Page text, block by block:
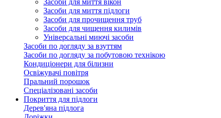
Засоби для миття вікон
Засоби для миття підлоги
Засоби для прочищення труб
Засоби для чищення килимів
Універсальні миючі засоби
Засоби по догляду за взуттям
Засоби по догляду за побутовою технікою
Кондиціонери для білизни
Освіжувачі повітря
Пральний порошок
Спеціалізовані засоби
Покриття для підлоги
Дерев'яна підлога